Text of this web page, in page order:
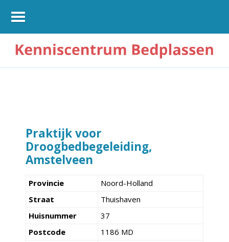
Praktijk voor
Droogbedbegeleiding,
Amstelveen
Provincie
Noord-Holland
Straat
Thuishaven
Huisnummer
37
Postcode
1186 MD